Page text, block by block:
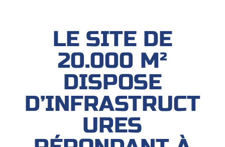
LE SITE DE
20.000 M²
DISPOSE
D’INFRASTRUCT
URES